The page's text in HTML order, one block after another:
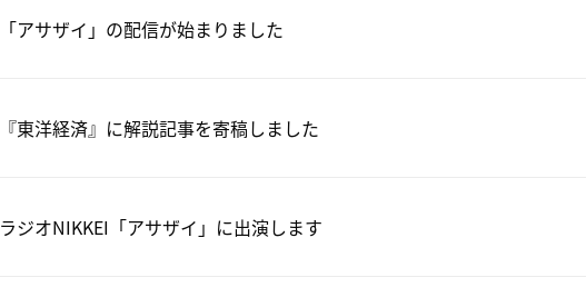
「アサザイ」の配信が始まりました
『東洋経済』に解説記事を寄稿しました
ラジオNIKKEI「アサザイ」に出演します